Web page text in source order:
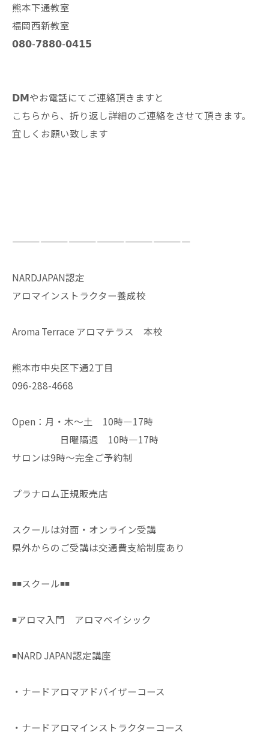
熊本下通教室
福岡西新教室
𝟬𝟴𝟬-𝟳𝟴𝟴𝟬-𝟬𝟰𝟭𝟱
𝗗𝗠やお電話にてご連絡頂きますと
こちらから、折り返し詳細のご連絡をさせて頂きます。
宜しくお願い致します
———————————————————
NARDJAPAN認定
アロマインストラクター養成校
Aroma Terrace アロマテラス 本校
熊本市中央区下通2丁目
096-288-4668
Open：月・木〜土 10時—17時
日曜隔週 10時—17時
サロンは9時〜完全ご予約制
プラナロム正規販売店
スクールは対面・オンライン受講
県外からのご受講は交通費支給制度あり
◾️◾️スクール◾️◾️
◾️アロマ入門 アロマベイシック
◾️NARD JAPAN認定講座
・ナードアロマアドバイザーコース
・ナードアロマインストラクターコース